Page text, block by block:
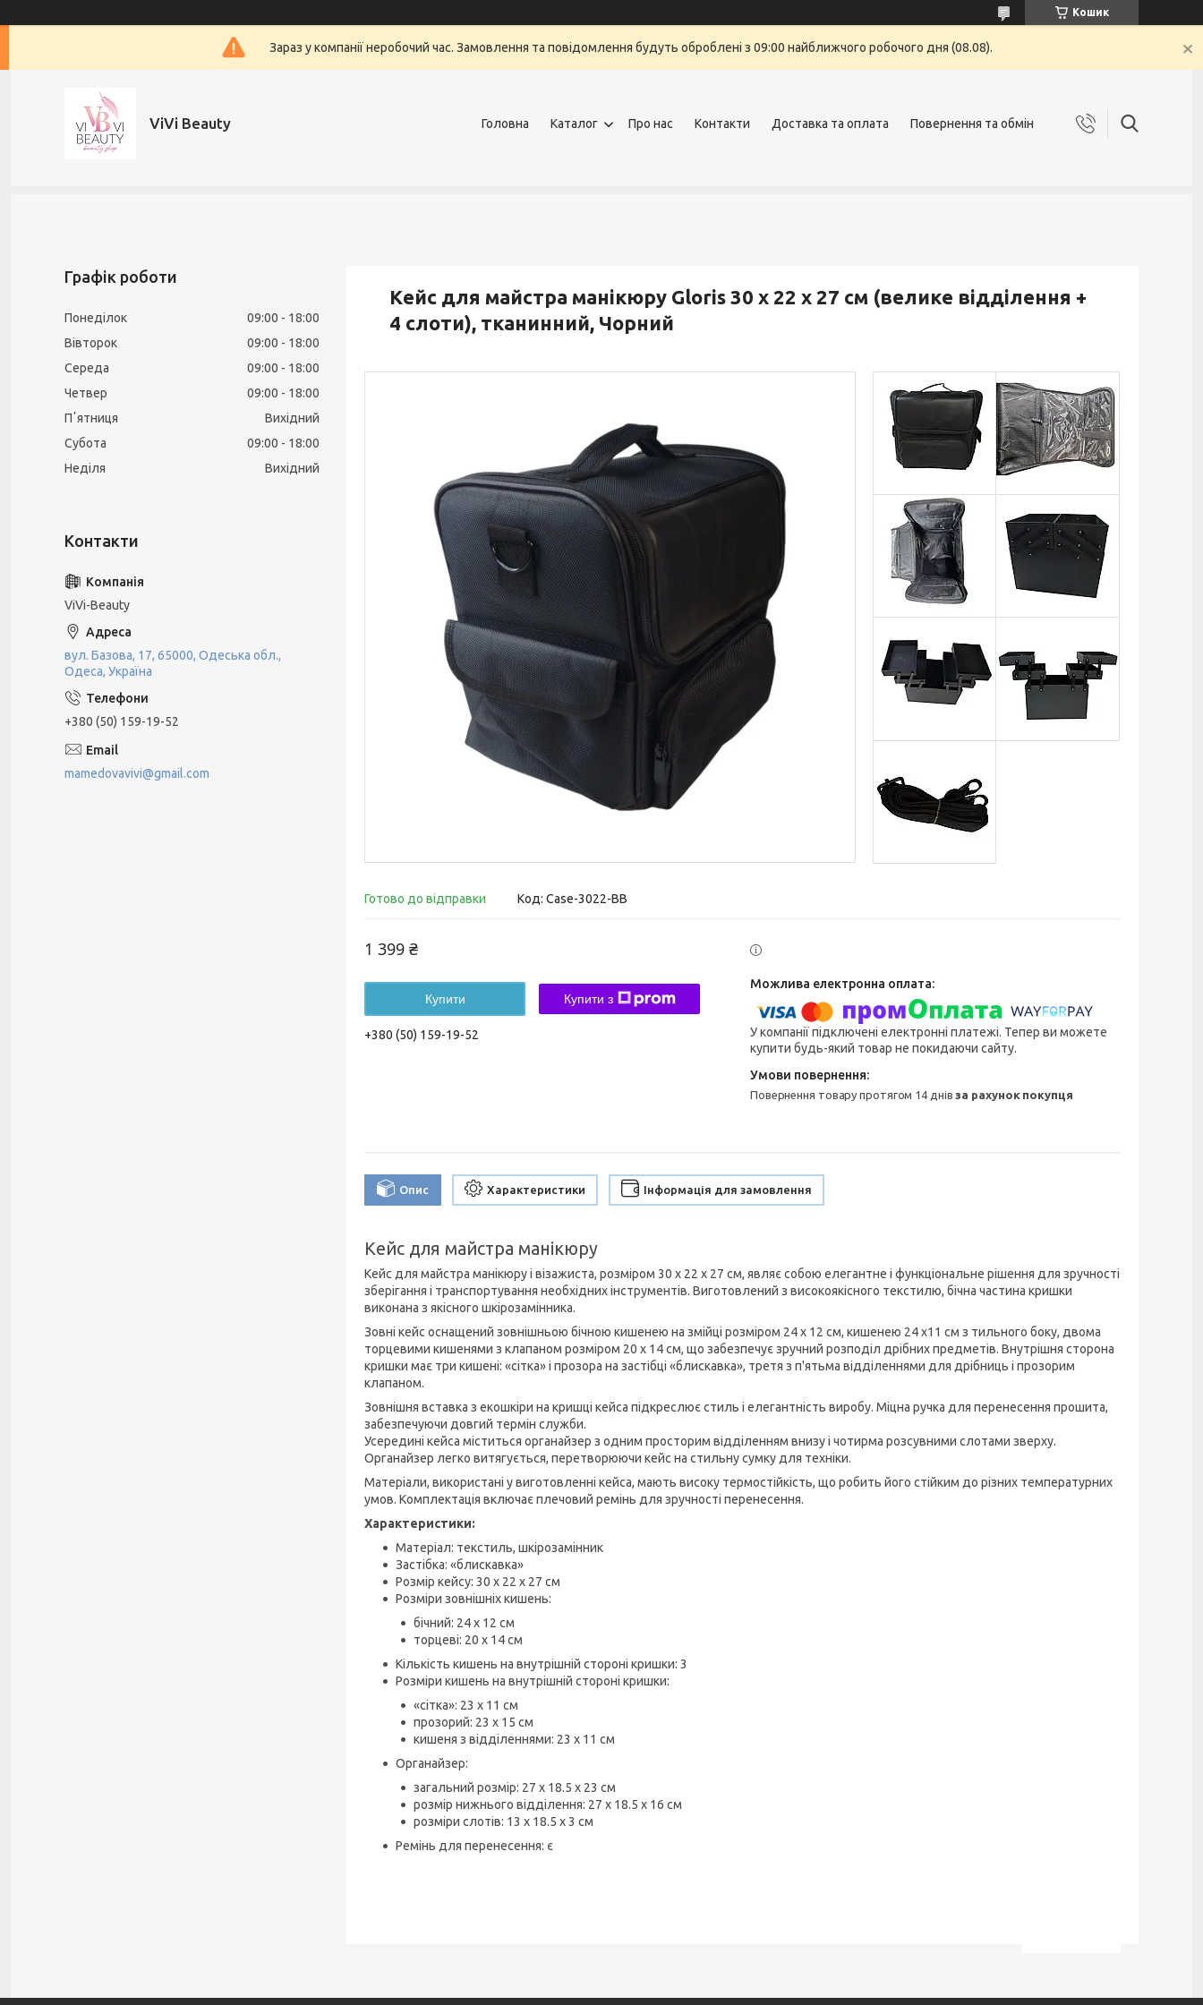
Кошик
Зараз у компанії неробочий час. Замовлення та повідомлення будуть оброблені з 09:00 найближчого робочого дня (08.08).
ViVi Beauty Головна Каталог Про нас Контакти Доставка та оплата Повернення та обмін
Кейс для майстра манікюру Gloris 30 x 22 х 27 см (велике відділення +
4 слоти), тканинний, Чорний
Готово до відправки Код: Case-3022-BB
1 399 ₴
Купити Купити з
+380 (50) 159-19-52
У компанії підключені електронні платежі. Тепер ви можете
купити будь-який товар не покидаючи сайту.
повернення товару протягом 14 днівза рахунок покупця
Опис Характеристики Інформація для замовлення
Кейс для майстра манікюру
Кейс для майстра манікюру і візажиста, розміром 30 x 22 x 27 см, являє собою елегантне і функціональне рішення для зручності
зберігання і транспортування необхідних інструментів. Виготовлений з високоякісного текстилю, бічна частина кришки
виконана з якісного шкірозамінника.
Зовні кейс оснащений зовнішньою бічною кишенею на змійці розміром 24 х 12 см, кишенею 24 х11 см з тильного боку, двома
торцевими кишенями з клапаном розміром 20 х 14 см, що забезпечує зручний розподіл дрібних предметів. Внутрішня сторона
кришки має три кишені: «сітка» і прозора на застібці «блискавка», третя з п'ятьма відділеннями для дрібниць і прозорим
клапаном.
Зовнішня вставка з екошкіри на кришці кейса підкреслює стиль і елегантність виробу. Міцна ручка для перенесення прошита,
забезпечуючи довгий термін служби.
Усередині кейса міститься органайзер з одним просторим відділенням внизу і чотирма розсувними слотами зверху.
Органайзер легко витягується, перетворюючи кейс на стильну сумку для техніки.
Матеріали, використані у виготовленні кейса, мають високу термостійкість, що робить його стійким до різних температурних
умов. Комплектація включає плечовий ремінь для зручності перенесення.
Характеристики:
Матеріал: текстиль, шкірозамінник
Застібка: «блискавка»
Розмір кейсу: 30 x 22 х 27 см
Розміри зовнішніх кишень:
бічний: 24 х 12 см
торцеві: 20 х 14 см
Кількість кишень на внутрішній стороні кришки: 3
Розміри кишень на внутрішній стороні кришки:
«сітка»: 23 х 11 см
прозорий: 23 х 15 см
кишеня з відділеннями: 23 х 11 см
Органайзер:
загальний розмір: 27 х 18.5 х 23 см
розмір нижнього відділення: 27 х 18.5 х 16 см
розміри слотів: 13 х 18.5 х 3 см
Ремінь для перенесення: є
Графік роботи
Понеділок 09:00
18:00
Вівторок
09:00
18:00
Середа
09:00
18:00
Четвер
09:00
18:00
Пʼятниця
Вихідний
Субота
09:00
18:00
Неділя
Вихідний
ViVi-Beauty
вул. Базова, 17, 65000, Одеська обл.,
Одеса, Україна
+380 (50) 159-19-52
mamedovavivi@gmail.com